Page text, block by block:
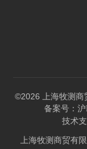
©2026 上海牧测商
备案号：沪
技术支
上海牧测商贸有